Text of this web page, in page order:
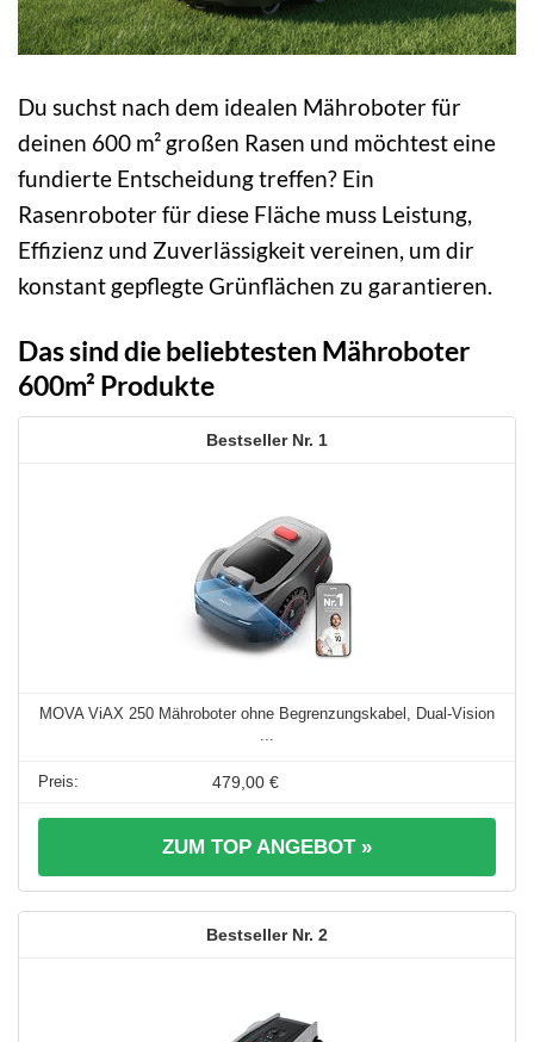
Du suchst nach dem idealen Mähroboter für
deinen 600 m² großen Rasen und möchtest eine
fundierte Entscheidung treffen? Ein
Rasenroboter für diese Fläche muss Leistung,
Effizienz und Zuverlässigkeit vereinen, um dir
konstant gepflegte Grünflächen zu garantieren.
Das sind die beliebtesten Mähroboter
600m² Produkte
1
MOVA ViAX 250 Mähroboter ohne Begrenzungskabel, Dual-Vision
...
479,00 €
ZUM TOP ANGEBOT »
2